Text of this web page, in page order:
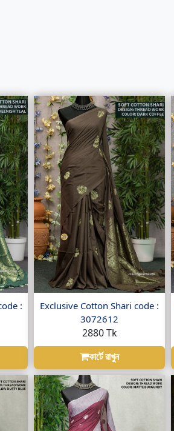
:
Exclusive Cotton Shari code :
3072612
2880 Tk
কার্টে রাখুন